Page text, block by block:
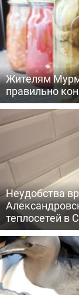
Жителям
правильно
Неудобства
теплосетей в